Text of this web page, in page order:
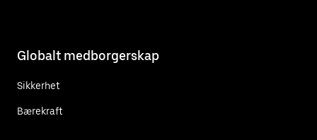
Globalt medborgerskap
Sikkerhet
Bærekraft